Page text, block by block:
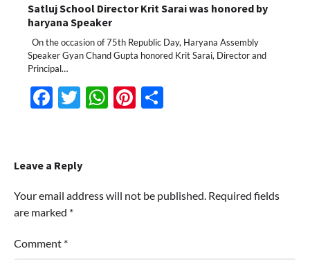
Satluj School Director Krit Sarai was honored by
haryana Speaker
On the occasion of 75th Republic Day, Haryana Assembly
Speaker Gyan Chand Gupta honored Krit Sarai, Director and
Principal…
Facebook
Twitter
WhatsApp
Pinterest
Leave a Reply
Your email address will not be published. Required fields
are marked *
Comment *